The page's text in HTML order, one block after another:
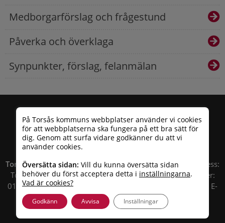
På Torsås kommuns webbplatser använder vi cookies
för att webbplatserna ska fungera på ett bra sätt för
dig. Genom att surfa vidare godkänner du att vi
använder cookies.
Översätta sidan: Vill du kunna översätta sidan
behöver du först acceptera detta i inställningarna.
Vad är cookies?
Godkänn Avvisa Inställningar
Medborgarförslag och frågestund
Påverka och överklaga
Synpunkter, förslag, felanmälan
Torsås kommun| Besöksadress: Allfargatan 26 | Postadress:
Torsås kommun, Box 503, 385 25 Torsås Telefonnummer:
010 – 35 33 100 | Organisationsnummer: 212000-0696 | E-
post:info@torsas.se|Tillgänglighetsredogörelse